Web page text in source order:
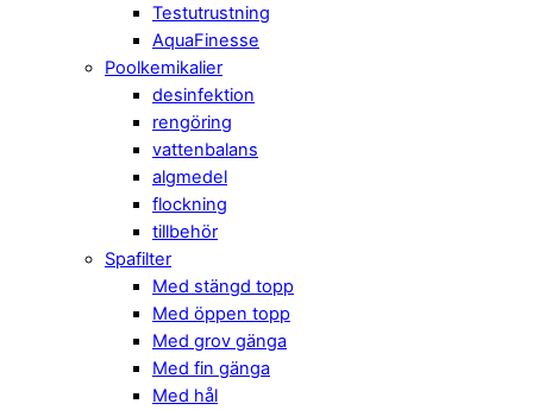
Testutrustning
AquaFinesse
Poolkemikalier
desinfektion
rengöring
vattenbalans
algmedel
flockning
tillbehör
Spafilter
Med stängd topp
Med öppen topp
Med grov gänga
Med fin gänga
Med hål